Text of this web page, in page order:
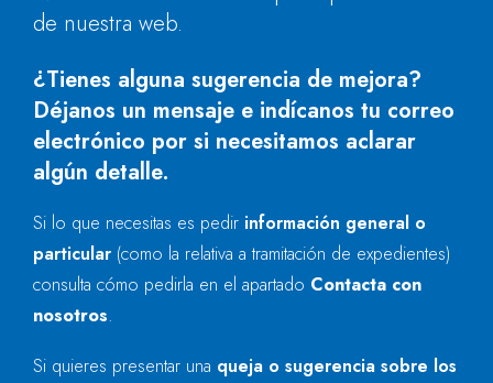
de nuestra web.
¿Tienes alguna sugerencia de mejora?
Déjanos un mensaje e indícanos tu correo
electrónico por si necesitamos aclarar
algún detalle.
Si lo que necesitas es pedir información general o
particular (como la relativa a tramitación de expedientes)
consulta cómo pedirla en el apartado Contacta con
nosotros.
Si quieres presentar una queja o sugerencia sobre los